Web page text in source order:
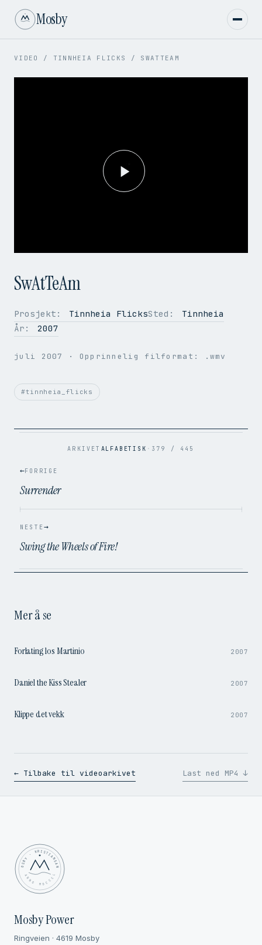
Mosby
VIDEO / TINNHEIA FLICKS / SWATTEAM
Play
OPPLØSNING
BITRATE
FILSTØRRELSE
SwAtTeAm
Prosjekt: Tinnheia FlicksSted:
Tinnheia
År:
2007
juli 2007 · Opprinnelig filformat: .wmv
#tinnheia_flicks
ARKIVET ALFABETISK · 379 / 445
←FORRIGE
Surrender
NESTE→
Swing the Wheels of Fire!
Mer å se
Forlating los Martinio 2007
1:27
Daniel the Kiss Stealer 2007
1:49
Klippe det vekk 2007
← Tilbake til videoarkivet Last ned MP4 ↓
MOSBY · KRISTIANSAND
✦ ANNO MDCCCL ✦
Mosby Power
Ringveien · 4619 Mosby